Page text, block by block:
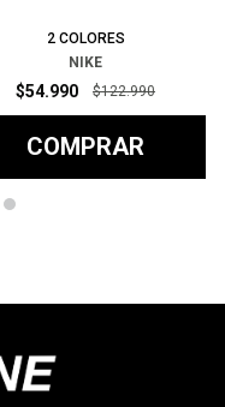
2 COLORES
NIKE
$54.990 $122.990
COMPRAR